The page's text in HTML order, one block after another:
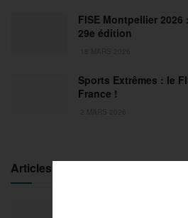
FISE Montpellier
29e édition
Sports Extrêmes : le
France !
Articles populaires